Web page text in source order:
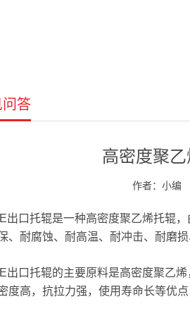
答
高密度聚
作者：小编
出口托辊是一种高密度聚乙烯托辊
、耐腐蚀、耐高温、耐冲击、耐磨
出口托辊的主要原料是高密度聚乙
度高，抗拉力强，使用寿命长等优